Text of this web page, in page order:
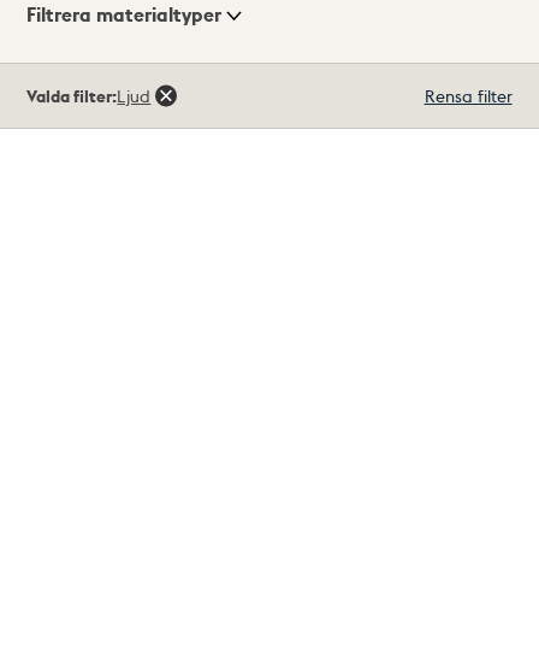
Visningsläge
Filtrera materialtyper
träffar
Valda filter:Ljud Rensa filter